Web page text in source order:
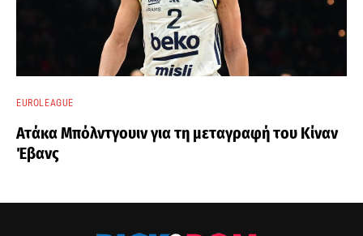
EUROLEAGUE
Ατάκα Μπόλντγουιν για τη μεταγραφή του Κίναν
Έβανς